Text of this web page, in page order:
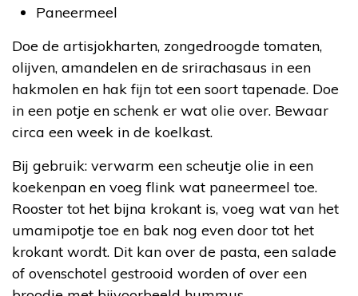
Paneermeel
Doe de artisjokharten, zongedroogde tomaten,
olijven, amandelen en de srirachasaus in een
hakmolen en hak fijn tot een soort tapenade. Doe
in een potje en schenk er wat olie over. Bewaar
circa een week in de koelkast.
Bij gebruik: verwarm een scheutje olie in een
koekenpan en voeg flink wat paneermeel toe.
Rooster tot het bijna krokant is, voeg wat van het
umamipotje toe en bak nog even door tot het
krokant wordt. Dit kan over de pasta, een salade
of ovenschotel gestrooid worden of over een